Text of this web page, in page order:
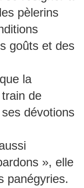
pèlerins
goûts et des
la
de
dévotions
», elle
panégyries.